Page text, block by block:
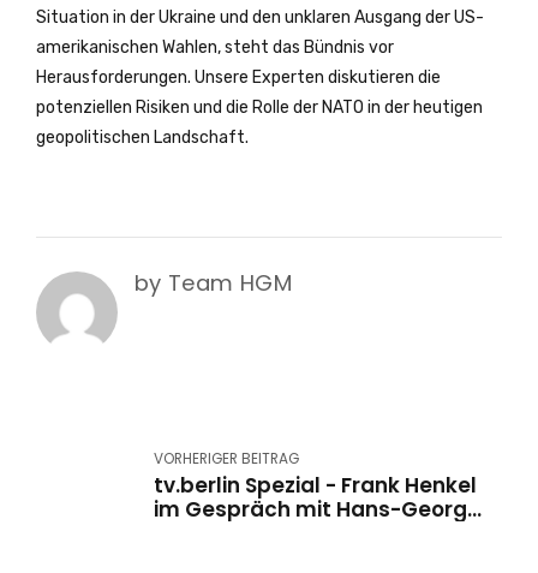
Situation in der Ukraine und den unklaren Ausgang der US-
amerikanischen Wahlen, steht das Bündnis vor
Herausforderungen. Unsere Experten diskutieren die
potenziellen Risiken und die Rolle der NATO in der heutigen
geopolitischen Landschaft.
by Team HGM
VORHERIGER BEITRAG
tv.berlin Spezial - Frank Henkel
im Gespräch mit Hans-Georg